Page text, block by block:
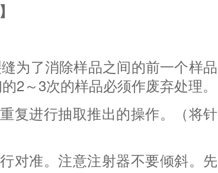
为了消除样品之间的前一个样品
2～3次的样品必须作废弃处理。
复进行抽取推出的操作。（将针
对准。注意注射器不要倾斜。先